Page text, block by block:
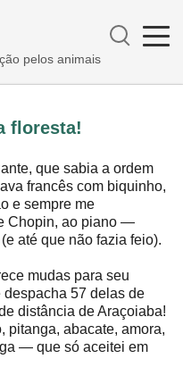
pelos animais
floresta!
que sabia a ordem
francês com biquinho,
e sempre me
Chopin, ao piano —
até que não fazia feio).
mudas para seu
despacha 57 delas de
distância de Araçoiaba!
pitanga, abacate, amora,
— que só aceitei em